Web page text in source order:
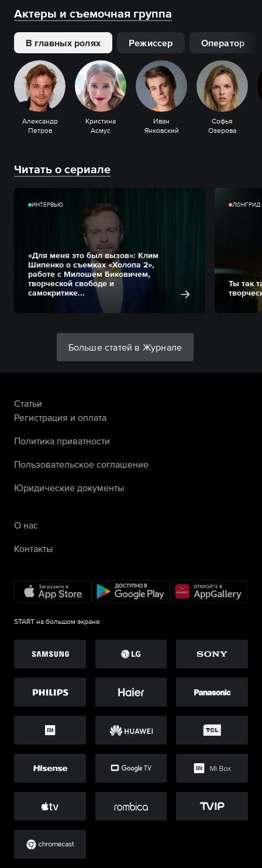
Актеры и съемочная группа
В главных ролях Режиссер Оператор
Александр
Петров
Кристина
Асмус
Иван
Янковский
Софья
Озерова
Читать о сериале
ИНТЕРВЬЮ
«Для меня это был вызов»: Клим
Шипенко о съемках «Холопа 2»,
работе с Милошем Биковичем,
творческой свободе и
самокритике...
ЛОНГРИД
Ты так
Больше статей в Журнале
Статьи
Регистрация и оплата
Политика приватности
Пользовательское соглашение
Юридические документы
О нас
Контакты
START на большом экране